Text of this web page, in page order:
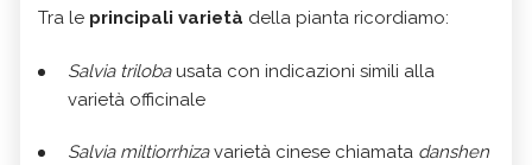
Tra le principali varietà della pianta ricordiamo:
Salvia trilobausata con indicazioni simili alla
varietà officinale
Salvia miltiorrhizavarietà cinese chiamata danshen